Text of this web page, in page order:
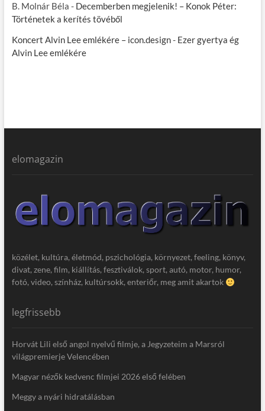
B. Molnár Béla - Decemberben megjelenik! – Konok Péter:
Történetek a kerítés tövéből
Koncert Alvin Lee emlékére – icon.design- Ezer gyertya ég
Alvin Lee emlékére
elomagazin
közélet, kultúra, életmód, pszichológia, környezet, feeling, könyv,
divat, zene, film, kiállítás, fesztiválok, sport, autó, motor, humor,
fotó, video, színház, kultúrsokk, enteriőr, meg amit akartok
legfrissebb
Horvát Lili első angol nyelvű filmje, a Jegyzeteim a Marsról
világpremierje Velencében
Magyar nézők kedvenc filmjei 2026 első felében
Meggy a nyári hidratálásban